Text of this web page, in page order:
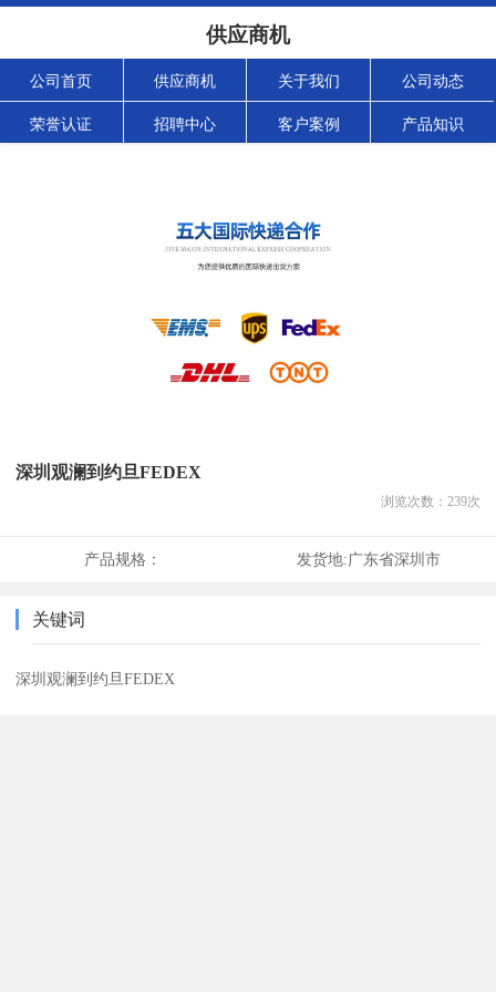
供应商机
公司首页 供应商机 关于我们 公司动态
荣誉认证 招聘中心 客户案例 产品知识
深圳观澜到约旦FEDEX
浏览次数： 239次
产品规格： 发货地:广东省深圳市
关键词
深圳观澜到约旦FEDEX